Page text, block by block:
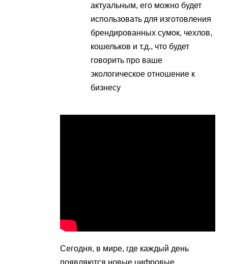
актуальным, его можно будет
использовать для изготовления
брендированных сумок, чехлов,
кошельков и т.д., что будет
говорить про ваше
экологическое отношение к
бизнесу
Сегодня, в мире, где каждый день
появляются новые цифровые